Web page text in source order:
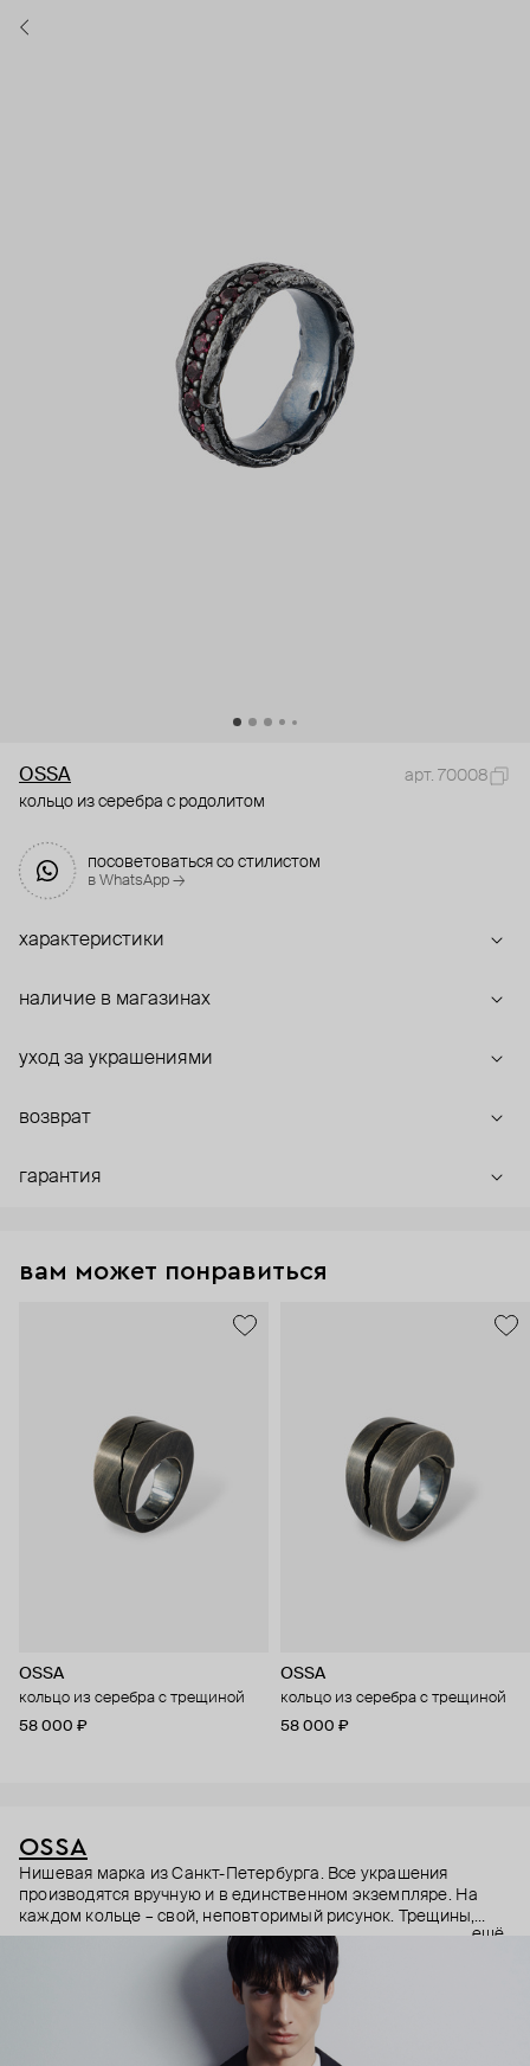
OSSA
арт. 70008
кольцо из серебра с родолитом
посоветоваться со стилистом
в WhatsApp →
характеристики
наличие в магазинах
уход за украшениями
возврат
гарантия
вам может понравиться
OSSA
кольцо из серебра с трещиной
58 000 ₽
OSSA
кольцо из серебра с трещиной
58 000 ₽
OSSA
Нишевая марка из Санкт-Петербурга. Все украшения
производятся вручную и в единственном экземпляре. На
каждом кольце – свой, неповторимый рисунок. Трещины,
рассекающие пополам натуральные камни, разломы и
рельефные узоры, вызывающие ассоциации с горными
хребтами или застывшей лавой – кольца, идеальные в своем
ещё